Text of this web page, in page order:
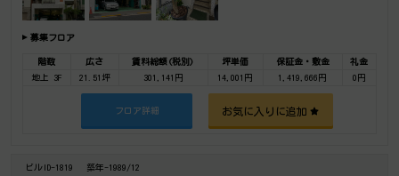
募集フロア
階数 広さ 賃料総額(税別) 坪単価 保証金・敷金
礼金
地上 3F
21.51坪 301,141円 14,001円 1,419,666円 0円
フロア詳細 お気に入りに追加
ビルID-1819 築年-1989/12